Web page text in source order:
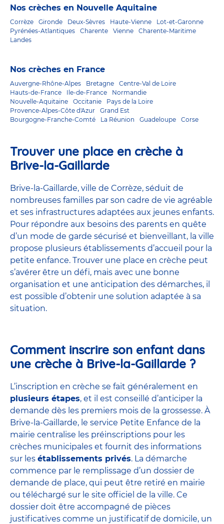
Nos crèches en Nouvelle Aquitaine
Corrèze Gironde Deux-Sèvres Haute-Vienne
Lot-et-Garonne
Pyrénées-Atlantiques
Charente Vienne
Charente-Maritime
Landes
Nos crèches en France
Auvergne-Rhône-Alpes Bretagne
Centre-Val de Loire
Hauts-de-France
Ile-de-France
Normandie
Nouvelle-Aquitaine
Occitanie
Pays de la Loire
Provence-Alpes-Côte d'Azur
Grand Est
Bourgogne-Franche-Comté
La Réunion Guadeloupe Corse
Trouver une place en crèche à
Brive-la-Gaillarde
Brive-la-Gaillarde, ville de Corrèze, séduit de
nombreuses familles par son cadre de vie agréable
et ses infrastructures adaptées aux jeunes enfants.
Pour répondre aux besoins des parents en quête
d’un mode de garde sécurisé et bienveillant, la ville
propose plusieurs établissements d’accueil pour la
petite enfance. Trouver une place en crèche peut
s’avérer être un défi, mais avec une bonne
organisation et une anticipation des démarches, il
est possible d’obtenir une solution adaptée à sa
situation.
Comment inscrire son enfant dans
une crèche à Brive-la-Gaillarde ?
L’inscription en crèche se fait généralement en
plusieurs étapes, et il est conseillé d’anticiper la
demande dès les premiers mois de la grossesse. À
Brive-la-Gaillarde, le service Petite Enfance de la
mairie centralise les préinscriptions pour les
crèches municipales et fournit des informations
sur les établissements privés. La démarche
commence par le remplissage d’un dossier de
demande de place, qui peut être retiré en mairie
ou téléchargé sur le site officiel de la ville. Ce
dossier doit être accompagné de pièces
justificatives comme un justificatif de domicile, un